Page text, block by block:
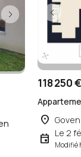
118 250 €
place Goven
event Le 2
Modifié